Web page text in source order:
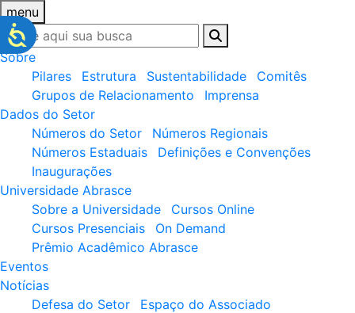
menu
Sobre
Pilares
Estrutura Sustentabilidade
Comitês
Grupos de Relacionamento
Imprensa
Dados do Setor
Números do Setor
Números Regionais
Números Estaduais
Definições e Convenções
Inaugurações
Universidade Abrasce
Sobre a Universidade
Cursos Online
Cursos Presenciais
On Demand
Prêmio Acadêmico Abrasce
Eventos
Notícias
Defesa do Setor
Espaço do Associado